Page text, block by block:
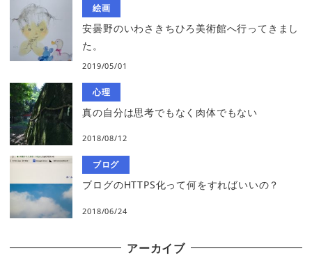
絵画
安曇野のいわさきちひろ美術館へ行ってきまし
た。
2019/05/01
心理
真の自分は思考でもなく肉体でもない
2018/08/12
ブログ
ブログのHTTPS化って何をすればいいの？
2018/06/24
アーカイブ